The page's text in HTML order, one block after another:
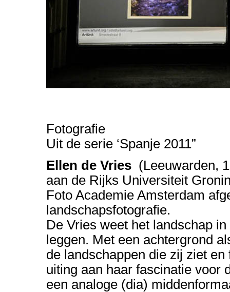
Fotografie
Uit de serie ‘Spanje 2011”
Ellen de Vries (Leeuwarden,
aan de Rijks Universiteit
Foto Academie Amsterdam
landschapsfotografie.
De Vries weet het landschap
leggen. Met een achtergrond
de landschappen die zij ziet
uiting aan haar fascinatie voor
een analoge (dia)